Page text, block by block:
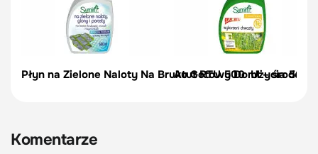
Płyn na Zielone Naloty Na Bruku Gotowy Do Użycia 500
Atut RTU 500 ml – środek
Komentarze